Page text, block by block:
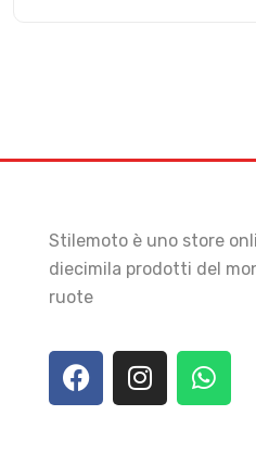
Stilemoto è uno store
diecimila prodotti del
ruote